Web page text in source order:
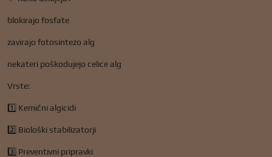
blokirajo fosfate
zavirajo fotosintezo alg
nekateri poškodujejo celice alg
Vrste:
1️⃣ Kemični algicidi
2️⃣ Biološki stabilizatorji
3️⃣ Preventivni pripravki